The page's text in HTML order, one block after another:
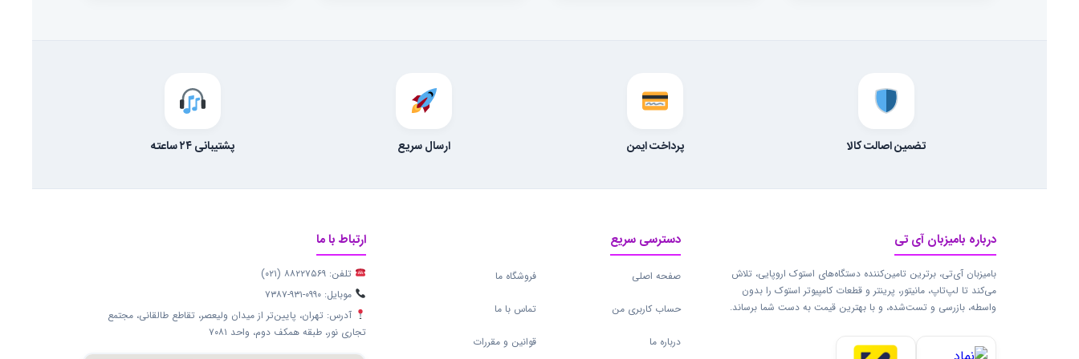
تضمین اصالت کالا پرداخت ایمن ارسال سریع پشتیبانی ۲۴ ساعته
درباره بامیزبان آی تی
بامیزبان آی‌تی، برترین تامین‌کننده دستگاه‌های استوک اروپایی، تلاش
می‌کند تا لپ‌تاپ، مانیتور، پرینتر و قطعات کامپیوتر استوک را بدون
واسطه، بازرسی و تست‌شده، و با بهترین قیمت به دست شما برساند.
دسترسی سریع
صفحه اصلی فروشگاه ما
حساب کاربری من تماس با ما
درباره ما قوانین و مقررات
ارتباط با ما
تلفن: ۸۸۲۲۷۵۶۹ (۰۲۱)
موبایل: ۰۹۹۰-۹۳۱-۷۳۸۷
آدرس: تهران، پایین‌تر از میدان ولیعصر، تقاطع طالقانی، مجتمع
تجاری نور، طبقه همکف دوم، واحد ۷۰۸۱